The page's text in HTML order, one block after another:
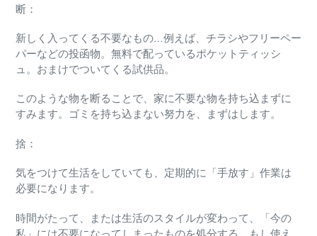
断 ：
新しく入ってくる不要なもの…例えば、チラシやフリーペー
パーなどの投函物。 無料で配っているポケットティッシ
ュ。 おまけでついてくる試供品。
このような物を断ることで、家に不要な物を持ち込まずに
すみます。 ゴミを持ち込まない努力を、まずはします。
捨 ：
気をつけて生活をしていても、定期的に「手放す」作業は
必要になります。
時間がたって、または生活のスタイルが変わって、「今の